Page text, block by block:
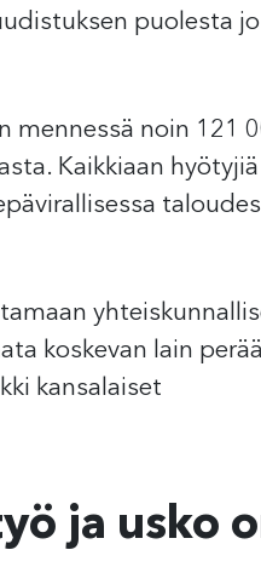
puolesta jo
mennessä noin 121
Kaikkiaan
koskevan lain
kansalaiset
ja usko